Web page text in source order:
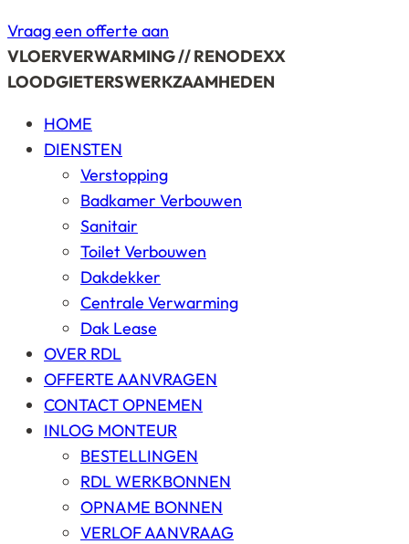
Vraag een offerte aan
VLOERVERWARMING // RENODEXX
LOODGIETERSWERKZAAMHEDEN
HOME
DIENSTEN
Verstopping
Badkamer Verbouwen
Sanitair
Toilet Verbouwen
Dakdekker
Centrale Verwarming
Dak Lease
OVER RDL
OFFERTE AANVRAGEN
CONTACT OPNEMEN
INLOG MONTEUR
BESTELLINGEN
RDL WERKBONNEN
OPNAME BONNEN
VERLOF AANVRAAG